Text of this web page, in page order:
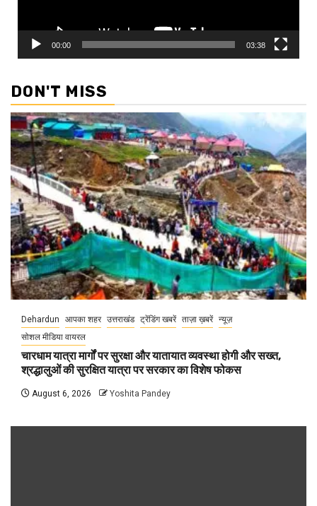
00:00 03:38
DON'T MISS
Dehardun आपका शहर उत्तराखंड ट्रेंडिंग खबरें ताज़ा ख़बरें न्यूज़
सोशल मीडिया वायरल
चारधाम यात्रा मार्गों पर सुरक्षा और यातायात व्यवस्था होगी और सख्त,
श्रद्धालुओं की सुरक्षित यात्रा पर सरकार का विशेष फोकस
August 6, 2026 Yoshita Pandey